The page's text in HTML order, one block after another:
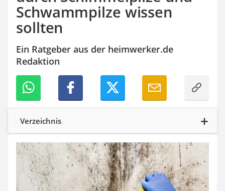
Reizstromgerät
Infrarot-Thermometer
GPS-Tracker
Digitale Zeitschaltuhr
Paketbriefkasten
Fensterkontaktschalter
Hygrometer
LED-Baustrahler
Aluleiter
Tiefengrund
LED-Beamer
Video-Türsprechanlage
Schwammpilze wissen
sollten
Ein Ratgeber aus der heimwerker.de
Redaktion
Verzeichnis